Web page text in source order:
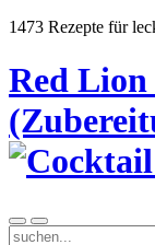
1473 Rezepte für
Red